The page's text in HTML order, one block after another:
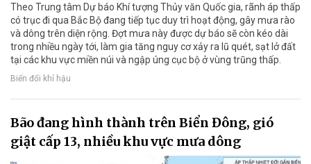
Theo Trung tâm Dự báo Khí tượng Thủy văn Quốc gia, rãnh áp thấp
có trục đi qua Bắc Bộ đang tiếp tục duy trì hoạt động, gây mưa rào
và dông trên diện rộng. Đợt mưa này được dự báo sẽ còn kéo dài
trong nhiều ngày tới, làm gia tăng nguy cơ xảy ra lũ quét, sạt lở đất
tại các khu vực miền núi và ngập úng cục bộ ở vùng trũng thấp.
Biến đổi khí hậu
Bão đang hình thành trên Biển Đông, gió
giật cấp 13, nhiều khu vực mưa dông